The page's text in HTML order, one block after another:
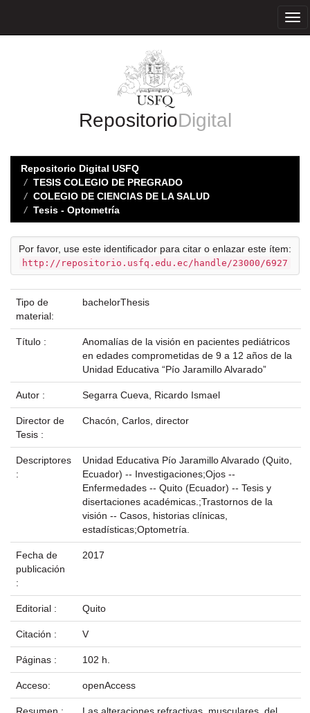
RepositorioDigital
Repositorio Digital USFQ
TESIS COLEGIO DE PREGRADO
COLEGIO DE CIENCIAS DE LA SALUD
Tesis - Optometría
Por favor, use este identificador para citar o enlazar este ítem:
http://repositorio.usfq.edu.ec/handle/23000/6927
Tipo de
material:
bachelorThesis
Título :
Anomalías de la visión en pacientes pediátricos
en edades comprometidas de 9 a 12 años de la
Unidad Educativa “Pío Jaramillo Alvarado”
Autor : Segarra Cueva, Ricardo Ismael
Director de
Tesis :
Chacón, Carlos, director
Descriptores
:
Unidad Educativa Pío Jaramillo Alvarado (Quito,
Ecuador) -- Investigaciones;Ojos --
Enfermedades -- Quito (Ecuador) -- Tesis y
disertaciones académicas.;Trastornos de la
visión -- Casos, historias clínicas,
estadísticas;Optometría.
Fecha de
publicación
:
2017
Editorial : Quito
Citación : V
Páginas : 102 h.
Acceso: openAccess